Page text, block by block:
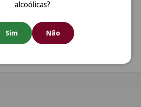
alcoólicas?
Sim Não